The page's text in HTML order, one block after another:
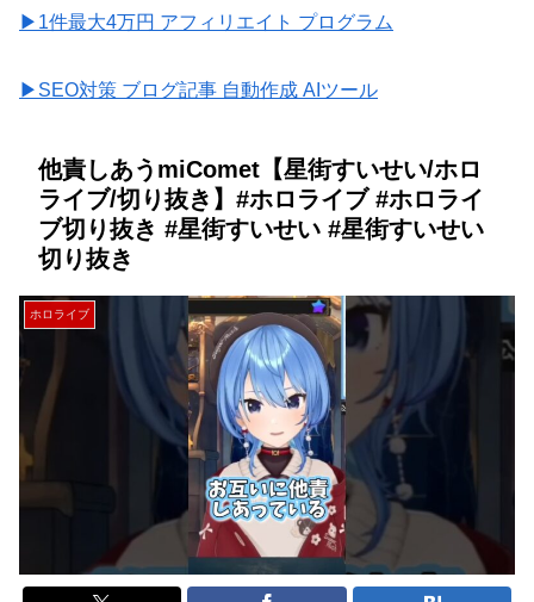
▶1件最大4万円 アフィリエイト プログラム
▶SEO対策 ブログ記事 自動作成 AIツール
他責しあうmiComet【星街すいせい/ホロ
ライブ/切り抜き】#ホロライブ #ホロライ
ブ切り抜き #星街すいせい #星街すいせい
切り抜き
ホロライブ